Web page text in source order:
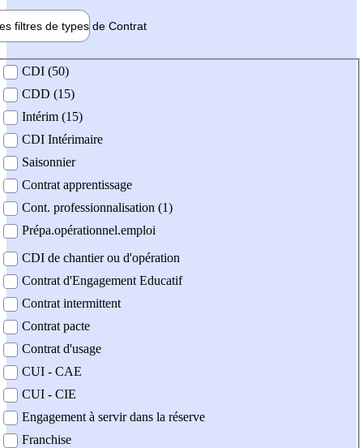
filtres de types de Contrat
contrat
CDI (50)
CDD (15)
Intérim (15)
CDI Intérimaire
Saisonnier
Contrat apprentissage
Cont. professionnalisation (1)
Prépa.opérationnel.emploi
CDI de chantier ou d'opération
Contrat d'Engagement Educatif
Contrat intermittent
Contrat pacte
Contrat d'usage
CUI - CAE
CUI - CIE
Engagement à servir dans la réserve
Franchise